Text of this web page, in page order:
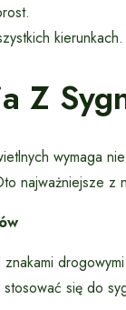
kierunkach.
Z
wymaga
najważniejsze z
się do